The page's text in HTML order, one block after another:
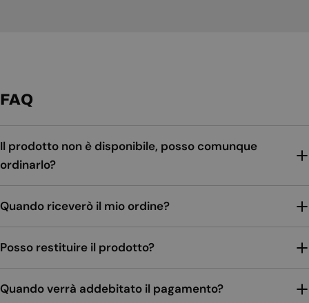
FAQ
Il prodotto non è disponibile, posso comunque
ordinarlo?
Quando riceverò il mio ordine?
Posso restituire il prodotto?
Quando verrà addebitato il pagamento?